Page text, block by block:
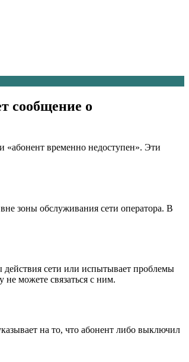
сообщение о
«абонент временно недоступен». Эти
зоны обслуживания сети оператора. В
действия сети или испытывает проблемы
можете связаться с ним.
на то, что абонент либо выключил